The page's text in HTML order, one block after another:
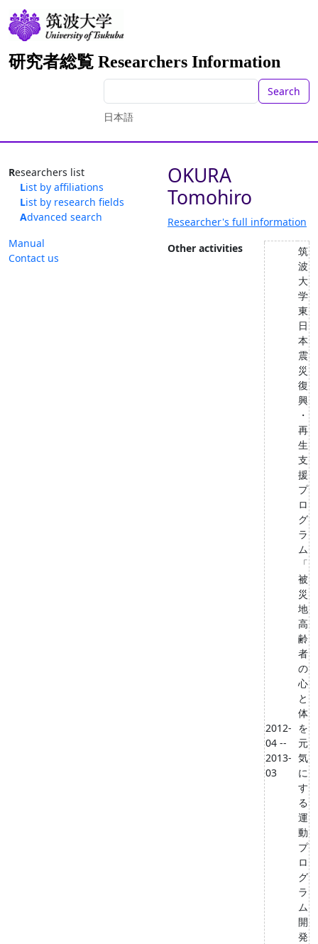
研究者総覧 Researchers Information
Search
日本語
Researchers list
List by affiliations
List by research fields
Advanced search
Manual
Contact us
OKURA
Tomohiro
Researcher's full information
Other activities
2012-
04 --
2013-
03
筑
波
大
学
東
日
本
震
災
復
興
・
再
生
支
援
プ
ロ
グ
ラ
ム
「
被
災
地
高
齢
者
の
心
と
体
を
元
気
に
す
る
運
動
プ
ロ
グ
ラ
ム
開
発